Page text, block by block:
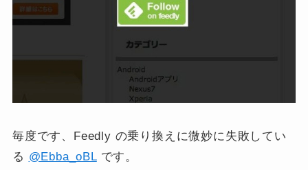
毎度です、Feedly の乗り換えに微妙に失敗してい
る @Ebba_oBLです。